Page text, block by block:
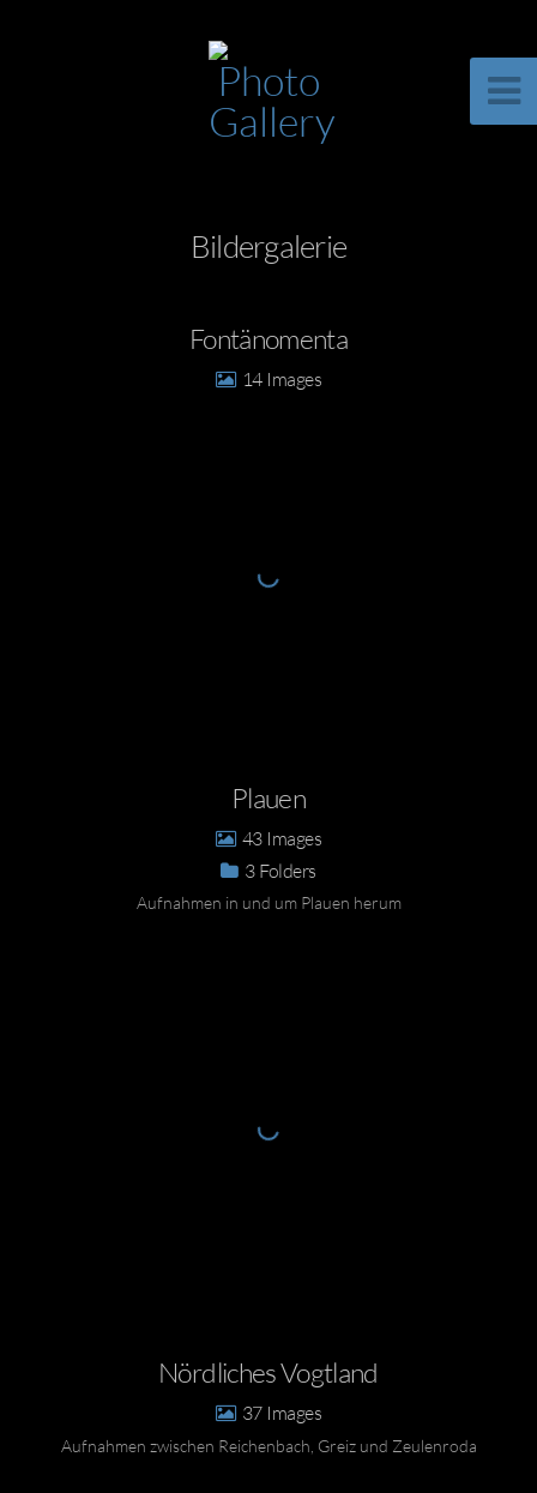
Bildergalerie
Fontänomenta
14
Plauen
43
3
Aufnahmen in und um Plauen herum
Nördliches Vogtland
37
Aufnahmen zwischen Reichenbach, Greiz und Zeulenroda